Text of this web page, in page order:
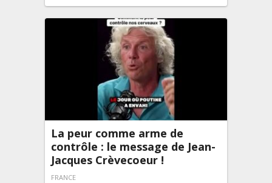
La peur comme arme de
contrôle : le message de Jean-
Jacques Crèvecoeur !
FRANCE